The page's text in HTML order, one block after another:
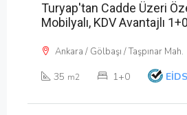
Turyap'tan Cadde Üzeri
Mobilyalı, KDV Avantajlı 1+0
Ankara / Gölbaşı / Taşpınar Mah.
35 m2 1+0